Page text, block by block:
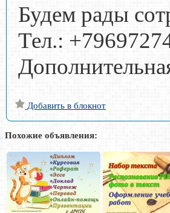
Будем рады
Тел.:
Добавить в блокнот
Похожие объявления: